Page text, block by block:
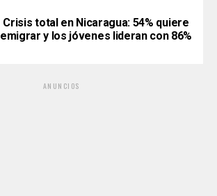
Crisis total en Nicaragua: 54% quiere
emigrar y los jóvenes lideran con 86%
ANUNCIOS